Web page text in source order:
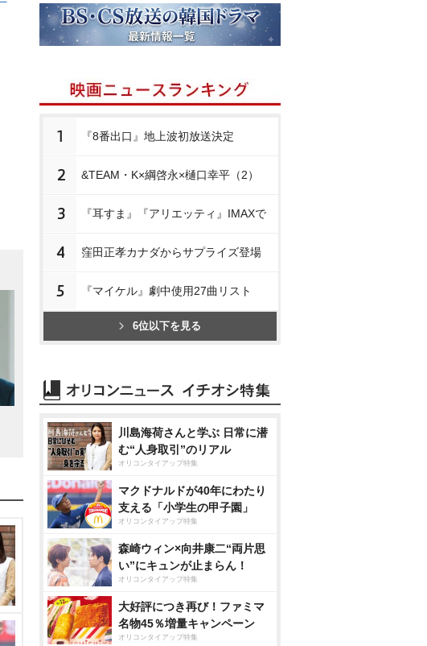
1 『8番出口』地上波初放送決定
2 &TEAM・K×綱啓永×樋口幸平（2）
3 『耳すま』『アリエッティ』IMAXで
4 窪田正孝カナダからサプライズ登場
5 『マイケル』劇中使用27曲リスト
6位以下を見る
川島海荷さんと学ぶ 日常に潜
む“人身取引”のリアル
オリコンタイアップ特集
マクドナルドが40年にわたり
支える「小学生の甲子園」
オリコンタイアップ特集
森崎ウィン×向井康二“両片思
い”にキュンが止まらん！
オリコンタイアップ特集
大好評につき再び！ファミマ
名物45％増量キャンペーン
オリコンタイアップ特集